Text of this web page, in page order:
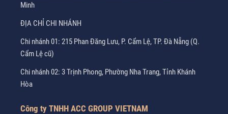
Minh
ĐỊA CHỈ CHI NHÁNH
Chi nhánh 01: 215 Phan Đăng Lưu, P. Cẩm Lệ, TP. Đà Nẵng (Q.
Cẩm Lệ cũ)
Chi nhánh 02: 3 Trịnh Phong, Phường Nha Trang, Tỉnh Khánh
Hòa
Công ty TNHH ACC GROUP VIETNAM